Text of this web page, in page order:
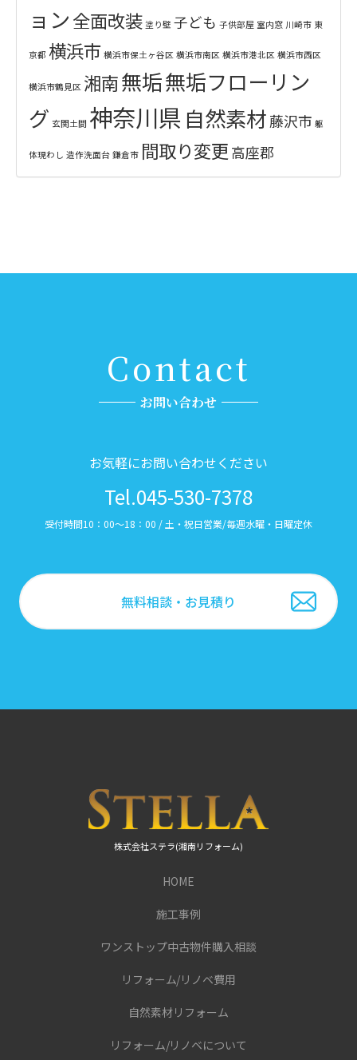
ョン全面改装 塗り壁 子ども 子供部屋 室内窓 川崎市 東
京都 横浜市 横浜市保土ヶ谷区 横浜市南区 横浜市港北区 横浜市西区
横浜市鶴見区 湘南無垢無垢フローリン
グ 玄関土間 神奈川県 自然素材 藤沢市 躯
体現わし 造作洗面台 鎌倉市 間取り変更 高座郡
Contact
お問い合わせ
お気軽にお問い合わせください
Tel.045-530-7378
受付時間10：00～18：00 / 土・祝日営業/毎週水曜・日曜定休
無料相談・お見積り
株式会社ステラ(湘南リフォーム)
HOME
施工事例
ワンストップ中古物件購入相談
リフォーム/リノベ費用
自然素材リフォーム
リフォーム/リノベについて